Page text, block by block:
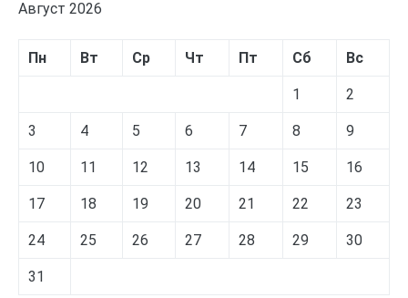
Август 2026
Пн Вт Ср Чт Пт Сб Вс
1 2
3 4 5 6 7 8 9
10 11 12 13 14 15 16
17 18 19 20 21 22 23
24 25 26 27 28 29 30
31